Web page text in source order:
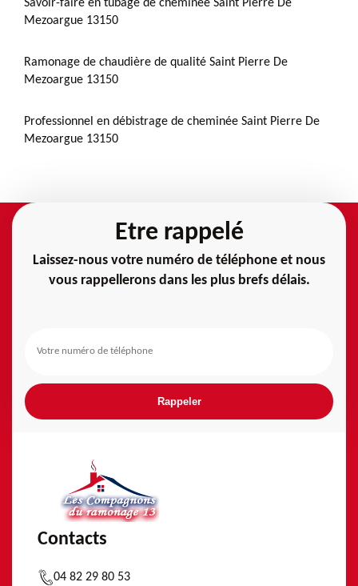
Savoir-faire en tubage de cheminée Saint Pierre De
Mezoargue 13150
Ramonage de chaudière de qualité Saint Pierre De
Mezoargue 13150
Professionnel en débistrage de cheminée Saint Pierre De
Mezoargue 13150
Etre rappelé
Laissez-nous votre numéro de téléphone et nous
vous rappellerons dans les plus brefs délais.
Contacts
04 82 29 80 53